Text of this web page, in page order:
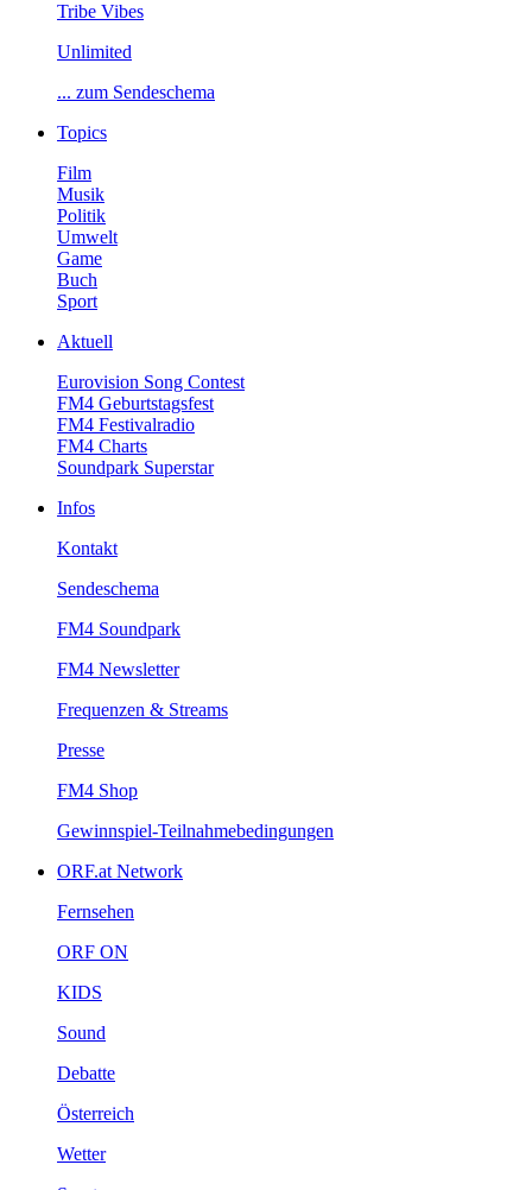
TribeVibes
Unlimited
...zumSendeschema
Topics
Film
Musik
Politik
Umwelt
Game
Buch
Sport
Aktuell
EurovisionSongContest
FM4Geburtstagsfest
FM4Festivalradio
FM4Charts
SoundparkSuperstar
Infos
Kontakt
Sendeschema
FM4Soundpark
FM4Newsletter
Frequenzen&Streams
Presse
FM4Shop
Gewinnspiel-Teilnahmebedingungen
ORF.atNetwork
Fernsehen
ORFON
KIDS
Sound
Debatte
Österreich
Wetter